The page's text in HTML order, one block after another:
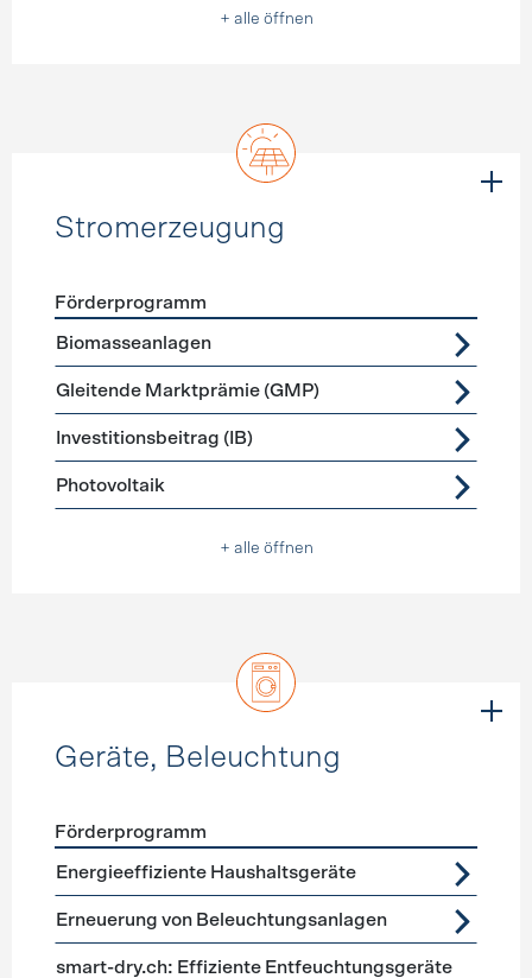
+ alle öffnen
Stromerzeugung
Förderprogramme
Förderprogramm
Biomasseanlagen
Gleitende Marktprämie (GMP)
Investitionsbeitrag (IB)
Photovoltaik
+ alle öffnen
Geräte, Beleuchtung
Förderprogramme Geräte, Beleuchtung
Förderprogramm
Energieeffiziente Haushaltsgeräte
Erneuerung von Beleuchtungsanlagen
smart-dry.ch: Effiziente Entfeuchtungsgeräte